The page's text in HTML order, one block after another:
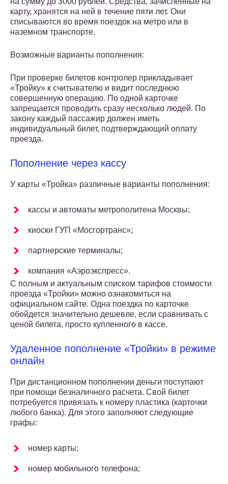
карту, хранятся на ней в течение пяти лет. Они
списываются во время поездок на метро или в
наземном транспорте.
Возможные варианты пополнения:
При проверке билетов контролер прикладывает
«Тройку» к считывателю и видит последнюю
совершенную операцию. По одной карточке
запрещается проводить сразу несколько людей. По
закону каждый пассажир должен иметь
индивидуальный билет, подтверждающий оплату
проезда.
Пополнение через кассу
У карты «Тройка» различные варианты пополнения:
кассы и автоматы метрополитена Москвы;
киоски ГУП «Мосгортранс»;
партнерские терминалы;
компания «Аэроэкспресс».
С полным и актуальным списком тарифов стоимости
проезда «Тройки» можно ознакомиться на
официальном сайте. Одна поездка по карточке
обойдется значительно дешевле, если сравнивать с
ценой билета, просто купленного в кассе.
Удаленное пополнение «Тройки» в режиме
онлайн
При дистанционном пополнении деньги поступают
при помощи безналичного расчета. Свой билет
потребуется привязать к номеру пластика (карточки
любого банка). Для этого заполняют следующие
графы:
номер карты;
номер мобильного телефона;